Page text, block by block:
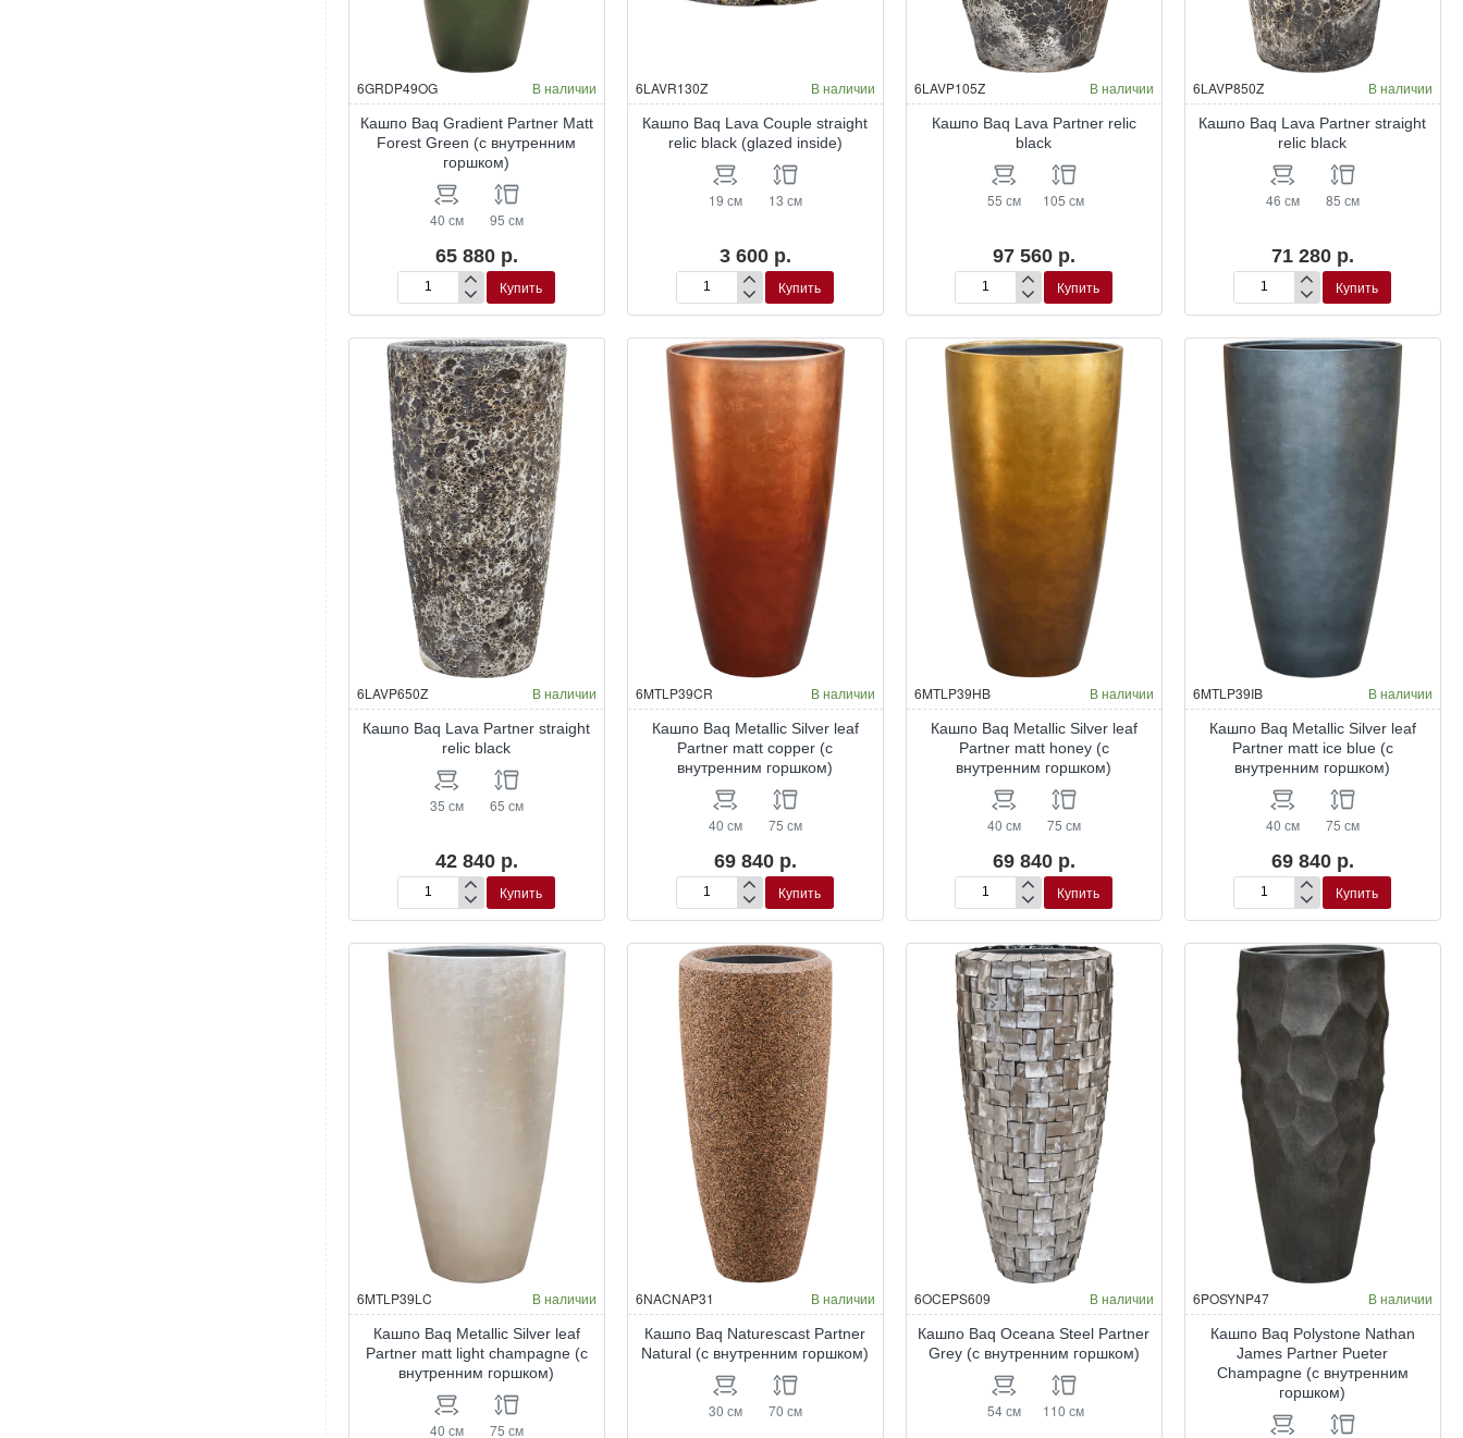
6GRDP49OG В наличии
Кашпо Baq Gradient Partner Matt
Forest Green (с внутренним
горшком)
40 см 95 см
65 880 р.
Кашпо
Baq
Gradient
Partner
Matt
Forest
Green
(с
внутренним
горшком)
Купить
6LAVR130Z В наличии
Кашпо Baq Lava Couple straight
relic black (glazed inside)
19 см 13 см
3 600 р.
Кашпо
Baq
Lava
Couple
straight
black
(glazed
Купить
6LAVP105Z В наличии
Кашпо Baq Lava Partner relic
black
55 см 105 см
97 560 р.
Кашпо
Baq
Lava
Partner
Купить
6LAVP850Z В наличии
Кашпо Baq Lava Partner straight
relic black
46 см 85 см
71 280 р.
Кашпо
Baq
Lava
Partner
straight
Купить
6LAVP650Z В наличии
Кашпо Baq Lava Partner straight
relic black
35 см 65 см
42 840 р.
Кашпо
Baq
Lava
Partner
Купить
6MTLP39CR В наличии
Кашпо Baq Metallic Silver leaf
Partner matt copper (с
внутренним горшком)
40 см 75 см
69 840 р.
Кашпо
Baq
Metallic
Silver
leaf
Partner
matt
copper
(с
внутренним
горшком)
Купить
6MTLP39HB В наличии
Кашпо Baq Metallic Silver leaf
Partner matt honey (с
внутренним горшком)
40 см 75 см
69 840 р.
Кашпо
Baq
Metallic
Silver
leaf
Partner
matt
honey
(с
внутренним
горшком)
Купить
6MTLP39IB В наличии
Кашпо Baq Metallic Silver leaf
Partner matt ice blue (с
внутренним горшком)
40 см 75 см
69 840 р.
Кашпо
Baq
Metallic
Silver
leaf
Partner
matt
blue
(с
внутренним
горшком)
Купить
6MTLP39LC В наличии
Кашпо Baq Metallic Silver leaf
Partner matt light champagne (с
внутренним горшком)
40 см 75 см
НОВИНКА
6NACNAP31 В наличии
Кашпо Baq Naturescast Partner
Natural (с внутренним горшком)
30 см 70 см
НОВИНКА
6OCEPS609 В наличии
Кашпо Baq Oceana Steel Partner
Grey (с внутренним горшком)
54 см 110 см
6POSYNP47 В наличии
Кашпо Baq Polystone Nathan
James Partner Pueter
Champagne (с внутренним
горшком)